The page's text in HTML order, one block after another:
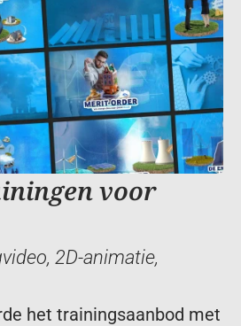
voor
, 2D-animatie
het trainingsaanbod met